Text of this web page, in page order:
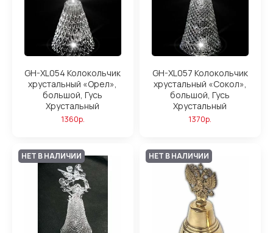
GH-XL054 Колокольчик
хрустальный «Орел»,
большой, Гусь
Хрустальный
1360р.
GH-XL057 Колокольчик
хрустальный «Сокол»,
большой, Гусь
Хрустальный
1370р.
НЕТ В НАЛИЧИИ НЕТ В НАЛИЧИИ